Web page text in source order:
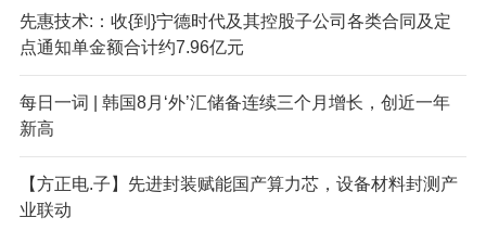
先惠技术:：收{到}宁德时代及其控股子公司各类合同及定
点通知单金额合计约7.96亿元
每日一词 | 韩国8月‘外’汇储备连续三个月增长，创近一年
新高
【方正电.子】先进封装赋能国产算力芯，设备材料封测产
业联动